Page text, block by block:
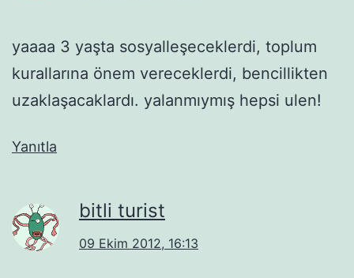
yaaaa 3 yaşta sosyalleşeceklerdi, toplum
kurallarına önem vereceklerdi, bencillikten
uzaklaşacaklardı. yalanmıymış hepsi ulen!
Yanıtla
bitli turist
09 Ekim 2012, 16:13